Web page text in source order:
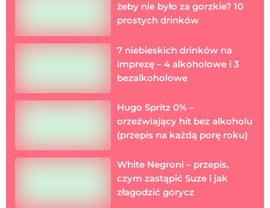
żeby nie było za gorzkie? 10
prostych drinków
7 niebieskich drinków na
imprezę – 4 alkoholowe i 3
bezalkoholowe
Hugo Spritz 0% –
orzeźwiający hit bez alkoholu
(przepis na każdą porę roku)
White Negroni – przepis,
czym zastąpić Suze i jak
złagodzić gorycz